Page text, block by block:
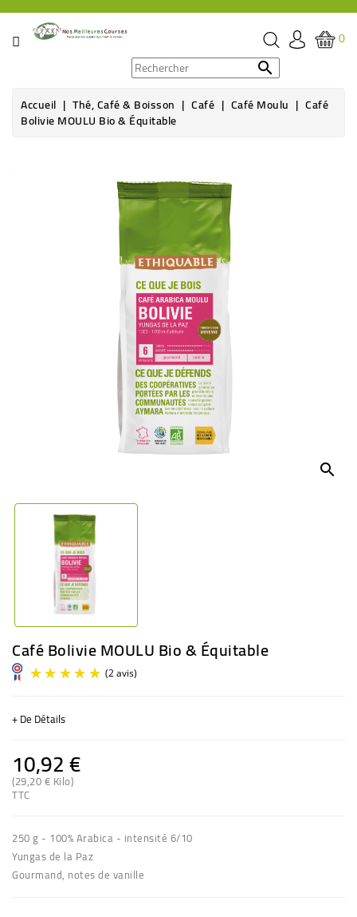
CATÉGORIE
ÉPICERIE
0

Accueil Thé, Café & Boisson Café Café Moulu Café
Bolivie MOULU Bio & Équitable
search
Café Bolivie MOULU Bio & Équitable
+ De Détails
10,92 €
(29,20 € Kilo)
TTC
250 g - 100% Arabica - intensité 6/10
Yungas de la Paz
Gourmand, notes de vanille